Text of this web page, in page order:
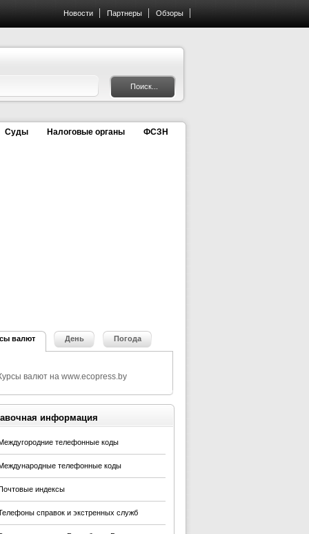
Новости Партнеры Обзоры
Суды Налоговые органы ФСЗН
валют День Погода
информация
телефонные коды
телефонные коды
индексы
справок и экстренных служб